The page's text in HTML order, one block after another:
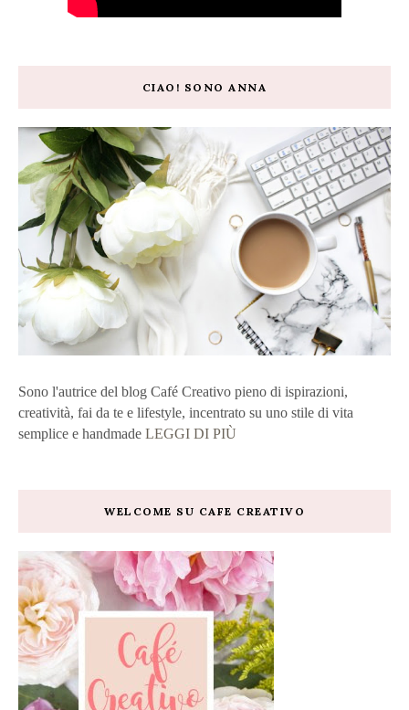
CIAO! SONO ANNA
Sono l'autrice del blog Café Creativo pieno di ispirazioni,
creatività, fai da te e lifestyle, incentrato su uno stile di vita
semplice e handmade LEGGI DI PIÙ
WELCOME SU CAFE CREATIVO